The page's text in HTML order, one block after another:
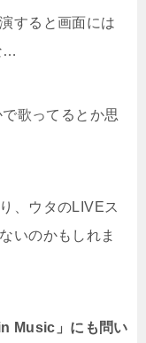
すると画面には
…
歌ってるとか思
、ウタのLIVEス
いのかもしれま
Music 」にも問い